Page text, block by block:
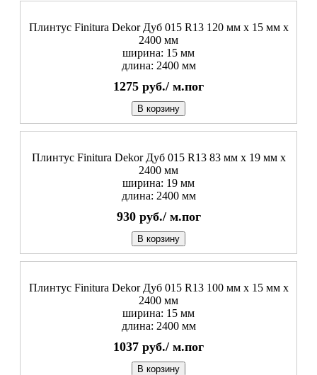
Плинтус Finitura Dekor Дуб 015 R13 120 мм х 15 мм х
2400 мм
ширина: 15 мм
длина: 2400 мм
1275 руб./ м.пог
В корзину
Плинтус Finitura Dekor Дуб 015 R13 83 мм х 19 мм х
2400 мм
ширина: 19 мм
длина: 2400 мм
930 руб./ м.пог
В корзину
Плинтус Finitura Dekor Дуб 015 R13 100 мм х 15 мм х
2400 мм
ширина: 15 мм
длина: 2400 мм
1037 руб./ м.пог
В корзину